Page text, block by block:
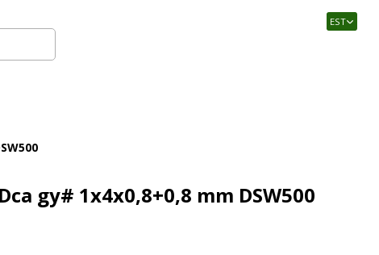
EST
gy# 1x4x0,8+0,8 mm DSW500